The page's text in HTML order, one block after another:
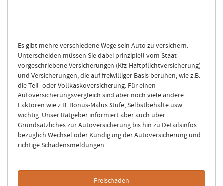
Es gibt mehre verschiedene Wege sein Auto zu versichern.
Unterscheiden müssen Sie dabei prinzipiell vom Staat
vorgeschriebene Versicherungen (Kfz-Haftpflichtversicherung)
und Versicherungen, die auf freiwilliger Basis beruhen, wie z.B.
die Teil- oder Vollkaskoversicherung. Für einen
Autoversicherungsvergleich sind aber noch viele andere
Faktoren wie z.B. Bonus-Malus Stufe, Selbstbehalte usw.
wichtig. Unser Ratgeber informiert aber auch über
Grundsätzliches zur Autoversicherung bis hin zu Detailsinfos
bezüglich Wechsel oder Kündigung der Autoversicherung und
richtige Schadensmeldungen.
Freischaden